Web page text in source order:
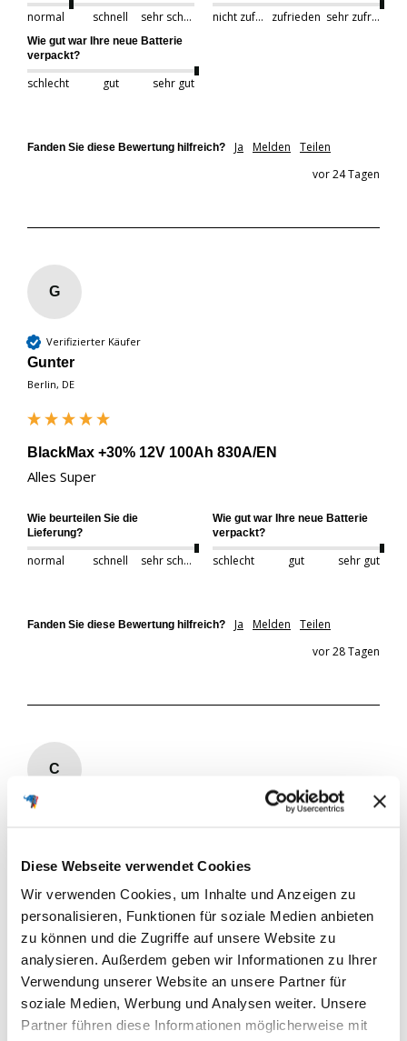
Diese Webseite verwendet Cookies
Wir verwenden Cookies, um Inhalte und Anzeigen zu
personalisieren, Funktionen für soziale Medien anbieten
zu können und die Zugriffe auf unsere Website zu
analysieren. Außerdem geben wir Informationen zu Ihrer
Verwendung unserer Website an unsere Partner für
soziale Medien, Werbung und Analysen weiter. Unsere
Partner führen diese Informationen möglicherweise mit
normal schnell sehr schnell nicht zufrieden zufrieden sehr zufrieden
Wie gut war Ihre neue Batterie
verpackt?
schlecht gut sehr gut
Fanden Sie diese Bewertung hilfreich? Ja Melden
Teilen
vor 24 Tagen
G
Verifizierter Käufer
Gunter
Berlin, DE
BlackMax +30% 12V 100Ah 830A/EN
Alles Super
Wie beurteilen Sie die
Lieferung?
normal schnell sehr schnell
Wie gut war Ihre neue Batterie
verpackt?
schlecht gut sehr gut
Fanden Sie diese Bewertung hilfreich? Ja Melden
Teilen
vor 28 Tagen
C
Würzburg, DE
BlackMax +30% 12V 100Ah 830A/EN
Einfach perfekt
Wie beurteilen Sie die
Lieferung?
Wie zufrieden sind Sie mit
deiner gekauften Batterie?